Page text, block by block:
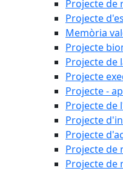
Projecte de
Projecte
Memòria
Projecte
Projecte de
Projecte
Projecte -
Projecte de
Projecte
Projecte
Projecte de
Projecte de